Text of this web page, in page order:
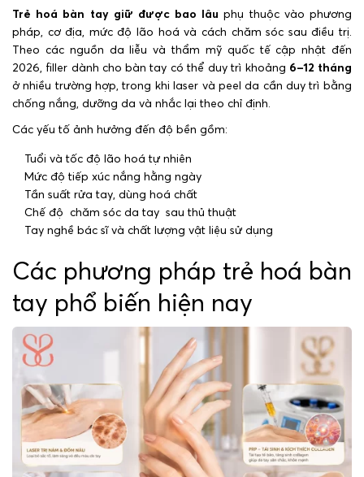
Trẻ hoá bàn tay giữ được bao lâu phụ thuộc vào phương
pháp, cơ địa, mức độ lão hoá và cách chăm sóc sau điều trị.
Theo các nguồn da liễu và thẩm mỹ quốc tế cập nhật đến
2026, filler dành cho bàn tay có thể duy trì khoảng 6–12 tháng
ở nhiều trường hợp, trong khi laser và peel da cần duy trì bằng
chống nắng, dưỡng da và nhắc lại theo chỉ định.
Các yếu tố ảnh hưởng đến độ bền gồm:
Tuổi và tốc độ lão hoá tự nhiên
Mức độ tiếp xúc nắng hằng ngày
Tần suất rửa tay, dùng hoá chất
Chế độ chăm sóc da tay sau thủ thuật
Tay nghề bác sĩ và chất lượng vật liệu sử dụng
Các phương pháp trẻ hoá bàn
tay phổ biến hiện nay